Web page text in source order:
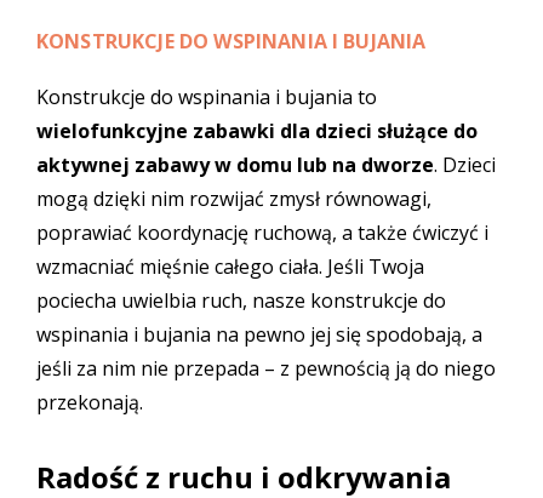
KONSTRUKCJE DO WSPINANIA I BUJANIA
Konstrukcje do wspinania i bujania to
wielofunkcyjne zabawki dla dzieci służące do
aktywnej zabawy w domu lub na dworze. Dzieci
mogą dzięki nim rozwijać zmysł równowagi,
poprawiać koordynację ruchową, a także ćwiczyć i
wzmacniać mięśnie całego ciała. Jeśli Twoja
pociecha uwielbia ruch, nasze konstrukcje do
wspinania i bujania na pewno jej się spodobają, a
jeśli za nim nie przepada – z pewnością ją do niego
przekonają.
Radość z ruchu i odkrywania